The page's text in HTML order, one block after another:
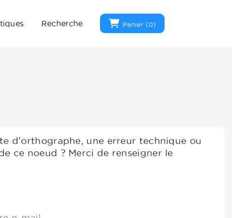
Recherche Panier (0)
d'orthographe, une erreur technique ou
ce noeud ? Merci de renseigner le